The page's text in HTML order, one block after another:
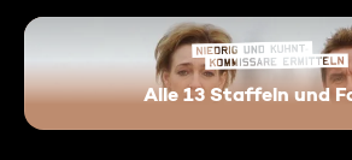
Niedrig
Alle 13 Staffeln und